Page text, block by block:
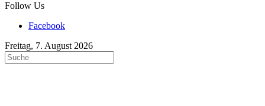
Follow Us
Facebook
Freitag, 7. August 2026